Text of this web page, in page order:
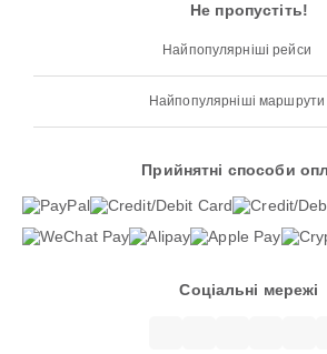
Не пропустіть!
Найпопулярніші рейси
Найпопулярніші маршрути
Прийнятні способи
Соціальні мережі